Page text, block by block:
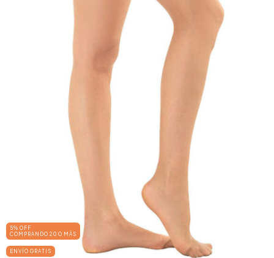
5% OFF
COMPRANDO 20 O MÁS
ENVÍO GRATIS